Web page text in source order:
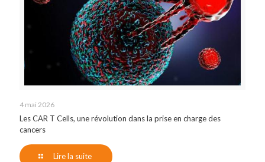
4 mai 2026
Les CAR T Cells, une révolution dans la prise en charge des
cancers
Lire la suite